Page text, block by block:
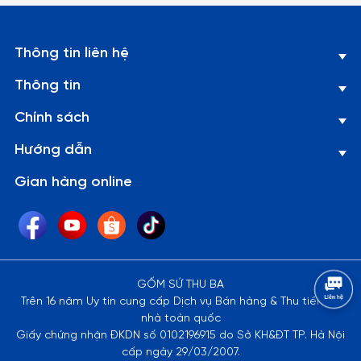
Lưu ý:
1. Đây là sản phẩm có thể bị vỡ nếu tác động với lực cực
mạnh như ném, vứt, rớt từ trên cao xuống, vì vậy xin quý
khách vui lòng để ngoài tầm với trẻ em.
2. Về kích thước: Do góc chụp khác nhau nên sẽ gây ra những
lỗi thị giác nhất định. Sai số có thể từ 1-2cm
Thông tin liên hệ
Thông tin
Chính sách
Hướng dẫn
Gian hàng online
GỐM SỨ THU BA
Trên 16 năm Uy tín cung cấp Dịch vụ Bán hàng & Thu tiền tại
nhà toàn quốc
Giấy chứng nhận ĐKDN số 0102196915 do Sở KH&ĐT TP. Hà Nội
cấp ngày 29/03/2007.